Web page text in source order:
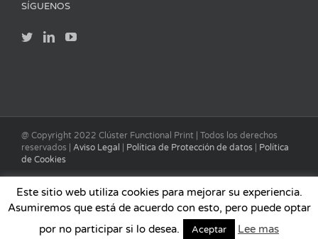
SÍGUENOS
@ Copyright 2022 Clúster Functional Print | Todos los derechos
reservados | Aviso Legal Política de Protección de datos
Política
de Cookies
Este sitio web utiliza cookies para mejorar su experiencia.
Asumiremos que está de acuerdo con esto, pero puede optar
por no participar si lo desea.
Aceptar Lee mas